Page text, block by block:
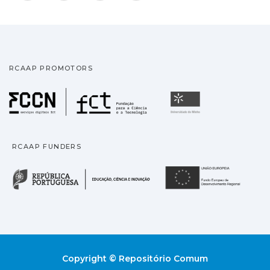
RCAAP PROMOTORS
Fundação para a
RCAAP FUNDERS
República Portuguesa
Copyright © Repositório Comum